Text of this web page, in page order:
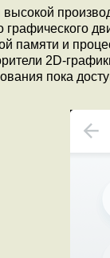
графического
памяти и
2D-
пока